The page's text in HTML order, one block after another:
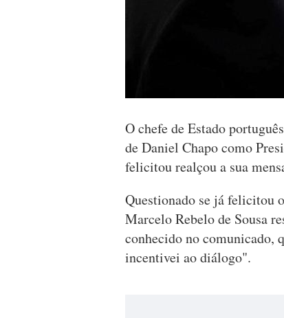
O chefe de Estado
de Daniel Chapo como
felicitou realçou a sua
Questionado se já felicitou
Marcelo Rebelo de Sousa
conhecido no comunicado,
incentivei ao diálogo".